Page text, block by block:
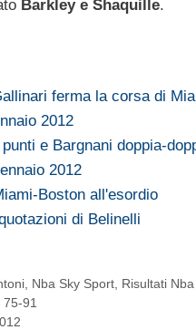
Barkley e Shaquille.
ferma la corsa di
2012
e Bargnani doppia-
2012
Boston all'esordio
di Belinelli
Nba Sky Sport Risultati Nba
91